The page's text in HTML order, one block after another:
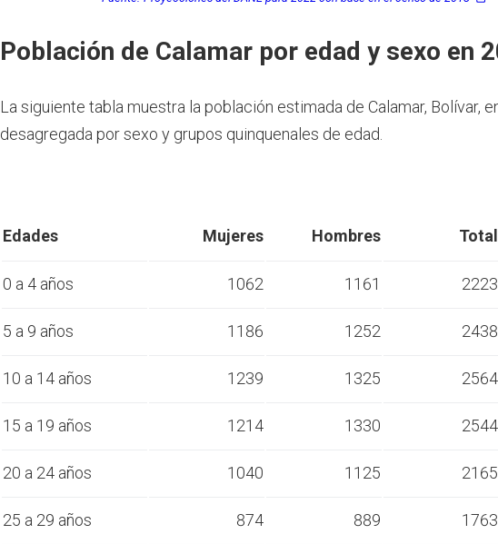
Población de Calamar por edad y sexo en
La siguiente tabla muestra la población estimada de Calamar, Bolívar,
desagregada por sexo y grupos quinquenales de edad.
Edades Mujeres Hombres Total
0 a 4 años 1062 1161 2223
5 a 9 años 1186 1252 2438
10 a 14 años 1239 1325 2564
15 a 19 años 1214 1330 2544
20 a 24 años 1040 1125 2165
25 a 29 años 874 889 1763